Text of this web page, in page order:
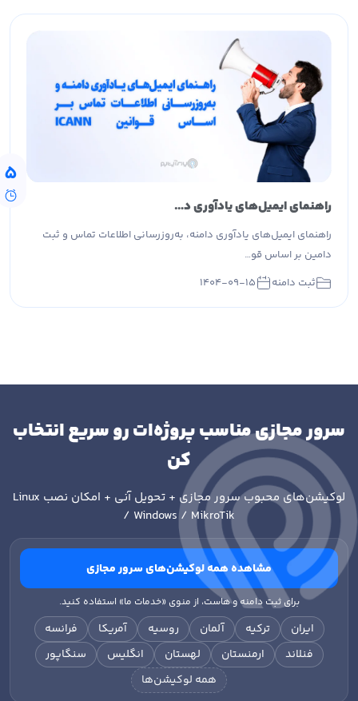
5
راهنمای ایمیل‌های یادآوری دامنه، به‌روزرسانی اطلاعات تماس و ثبت دامین بر اساس قوانین ICANN
راهنمای ایمیل‌های یادآوری دامنه، به‌روزرسانی اطلاعات تماس و ثبت
دامین بر اساس قو…
ثبت دامنه
۱۴۰۴-۰۹-۱۵
سرور مجازی مناسب پروژه‌ات رو سریع انتخاب
کن
لوکیشن‌های محبوب سرور مجازی + تحویل آنی + امکان نصبLinux
/ Windows / MikroTik
مشاهده همه لوکیشن‌های سرور مجازی
برای ثبت دامنه و هاست، از منوی «خدمات ما» استفاده کنید.
ایران ترکیه آلمان روسیه آمریکا
فرانسه
فنلاند
ارمنستان لهستان انگلیس
سنگاپور
همه لوکیشن‌ها